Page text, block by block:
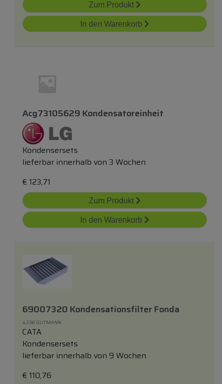
Zum Produkt
In den Warenkorb
Acg73105629 Kondensatoreinheit
Kondensersets
lieferbar innerhalb von 3 Wochen
€ 123,71
Zum Produkt
In den Warenkorb
69007320 Kondensationsfilter Fonda
4336 GUTMANN
CATA
Kondensersets
lieferbar innerhalb von 9 Wochen
€ 110,76